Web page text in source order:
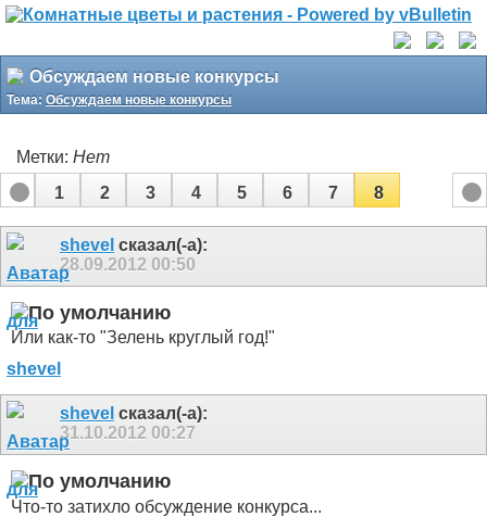
Обсуждаем новые конкурсы
Тема: Обсуждаем новые конкурсы
Метки: Нет
1
2 3 4 5 6 7 8
shevel сказал(-а):
28.09.2012 00:50
Или как-то "Зелень круглый год!"
shevel сказал(-а):
31.10.2012 00:27
Что-то затихло обсуждение конкурса...